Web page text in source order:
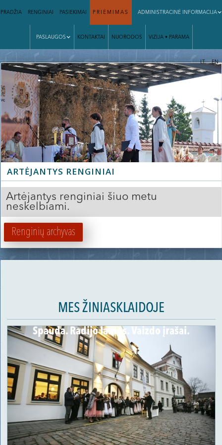
PRADŽIA RENGINIAI PASIEKIMAI PRIĖMIMAS ADMINISTRACINĖ INFORMACIJA
PASLAUGOS KONTAKTAI NUORODOS VIZIJA • PARAMA
| LT EN
ARTĖJANTYS RENGINIAI
Artėjantys renginiai šiuo metu
neskelbiami.
Renginių archyvas
MES ŽINIASKLAIDOJE
Spauda. Radijo laidos. Vaizdo įrašai.